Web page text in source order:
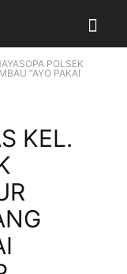
POLSEK
“AYO PAKAI
KEL.